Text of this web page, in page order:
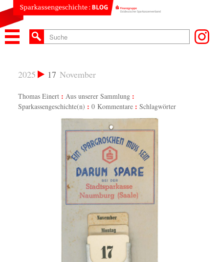
17 November
2025
Thomas Einert
Aus unserer Sammlung
Sparkassengeschichte(n)
0 Kommentare Schlagwörter